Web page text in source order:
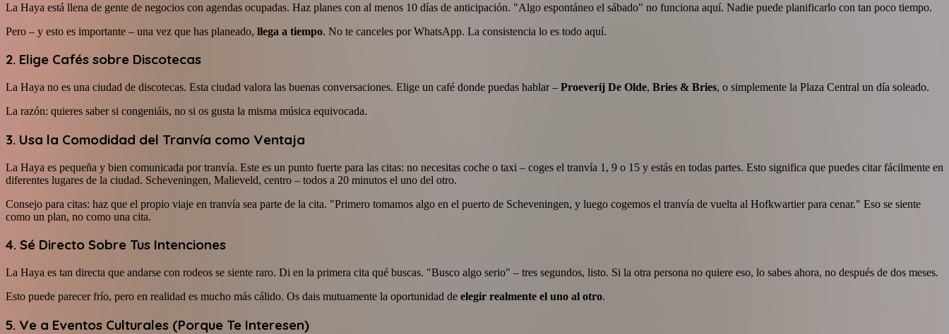
La Haya está llena de gente de negocios con agendas ocupadas. Haz planes con al menos 10 días de anticipación. "Algo espontáneo el sábado" no funciona aquí. Nadie puede planificarlo con tan poco tiempo.
Pero – y esto es importante – una vez que has planeado, llega a tiempo. No te canceles por WhatsApp. La consistencia lo es todo aquí.
2. Elige Cafés sobre Discotecas
La Haya no es una ciudad de discotecas. Esta ciudad valora las buenas conversaciones. Elige un café donde puedas hablar – Proeverij De Olde, Bries & Bries, o simplemente la Plaza Central un día soleado.
La razón: quieres saber si congeniáis, no si os gusta la misma música equivocada.
3. Usa la Comodidad del Tranvía como Ventaja
La Haya es pequeña y bien comunicada por tranvía. Este es un punto fuerte para las citas: no necesitas coche o taxi – coges el tranvía 1, 9 o 15 y estás en todas partes. Esto significa que puedes citar fácilmente en
diferentes lugares de la ciudad. Scheveningen, Malieveld, centro – todos a 20 minutos el uno del otro.
Consejo para citas: haz que el propio viaje en tranvía sea parte de la cita. "Primero tomamos algo en el puerto de Scheveningen, y luego cogemos el tranvía de vuelta al Hofkwartier para cenar." Eso se siente
como un plan, no como una cita.
4. Sé Directo Sobre Tus Intenciones
La Haya es tan directa que andarse con rodeos se siente raro. Di en la primera cita qué buscas. "Busco algo serio" – tres segundos, listo. Si la otra persona no quiere eso, lo sabes ahora, no después de dos meses.
Esto puede parecer frío, pero en realidad es mucho más cálido. Os dais mutuamente la oportunidad de elegir realmente el uno al otro.
5. Ve a Eventos Culturales (Porque Te Interesen)